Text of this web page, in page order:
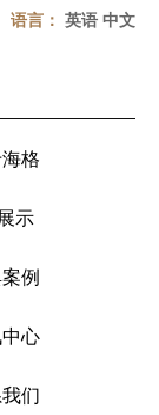
格
示
例
心
们
语言： 英语 中文